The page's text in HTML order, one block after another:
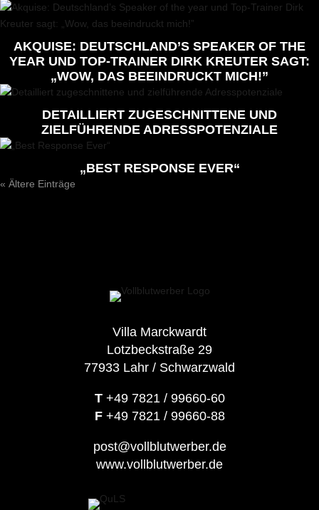
AKQUISE: DEUTSCHLAND’S SPEAKER OF THE
YEAR UND TOP-TRAINER DIRK KREUTER SAGT:
„WOW, DAS BEEINDRUCKT MICH!”
DETAILLIERT ZUGESCHNITTENE UND
ZIELFÜHRENDE ADRESSPOTENZIALE
„BEST RESPONSE EVER“
« Ältere Einträge
Villa Marckwardt
Lotzbeckstraße 29
77933 Lahr / Schwarzwald
T+49 7821 / 99660-60
F+49 7821 / 99660-88
post@vollblutwerber.de
www.vollblutwerber.de